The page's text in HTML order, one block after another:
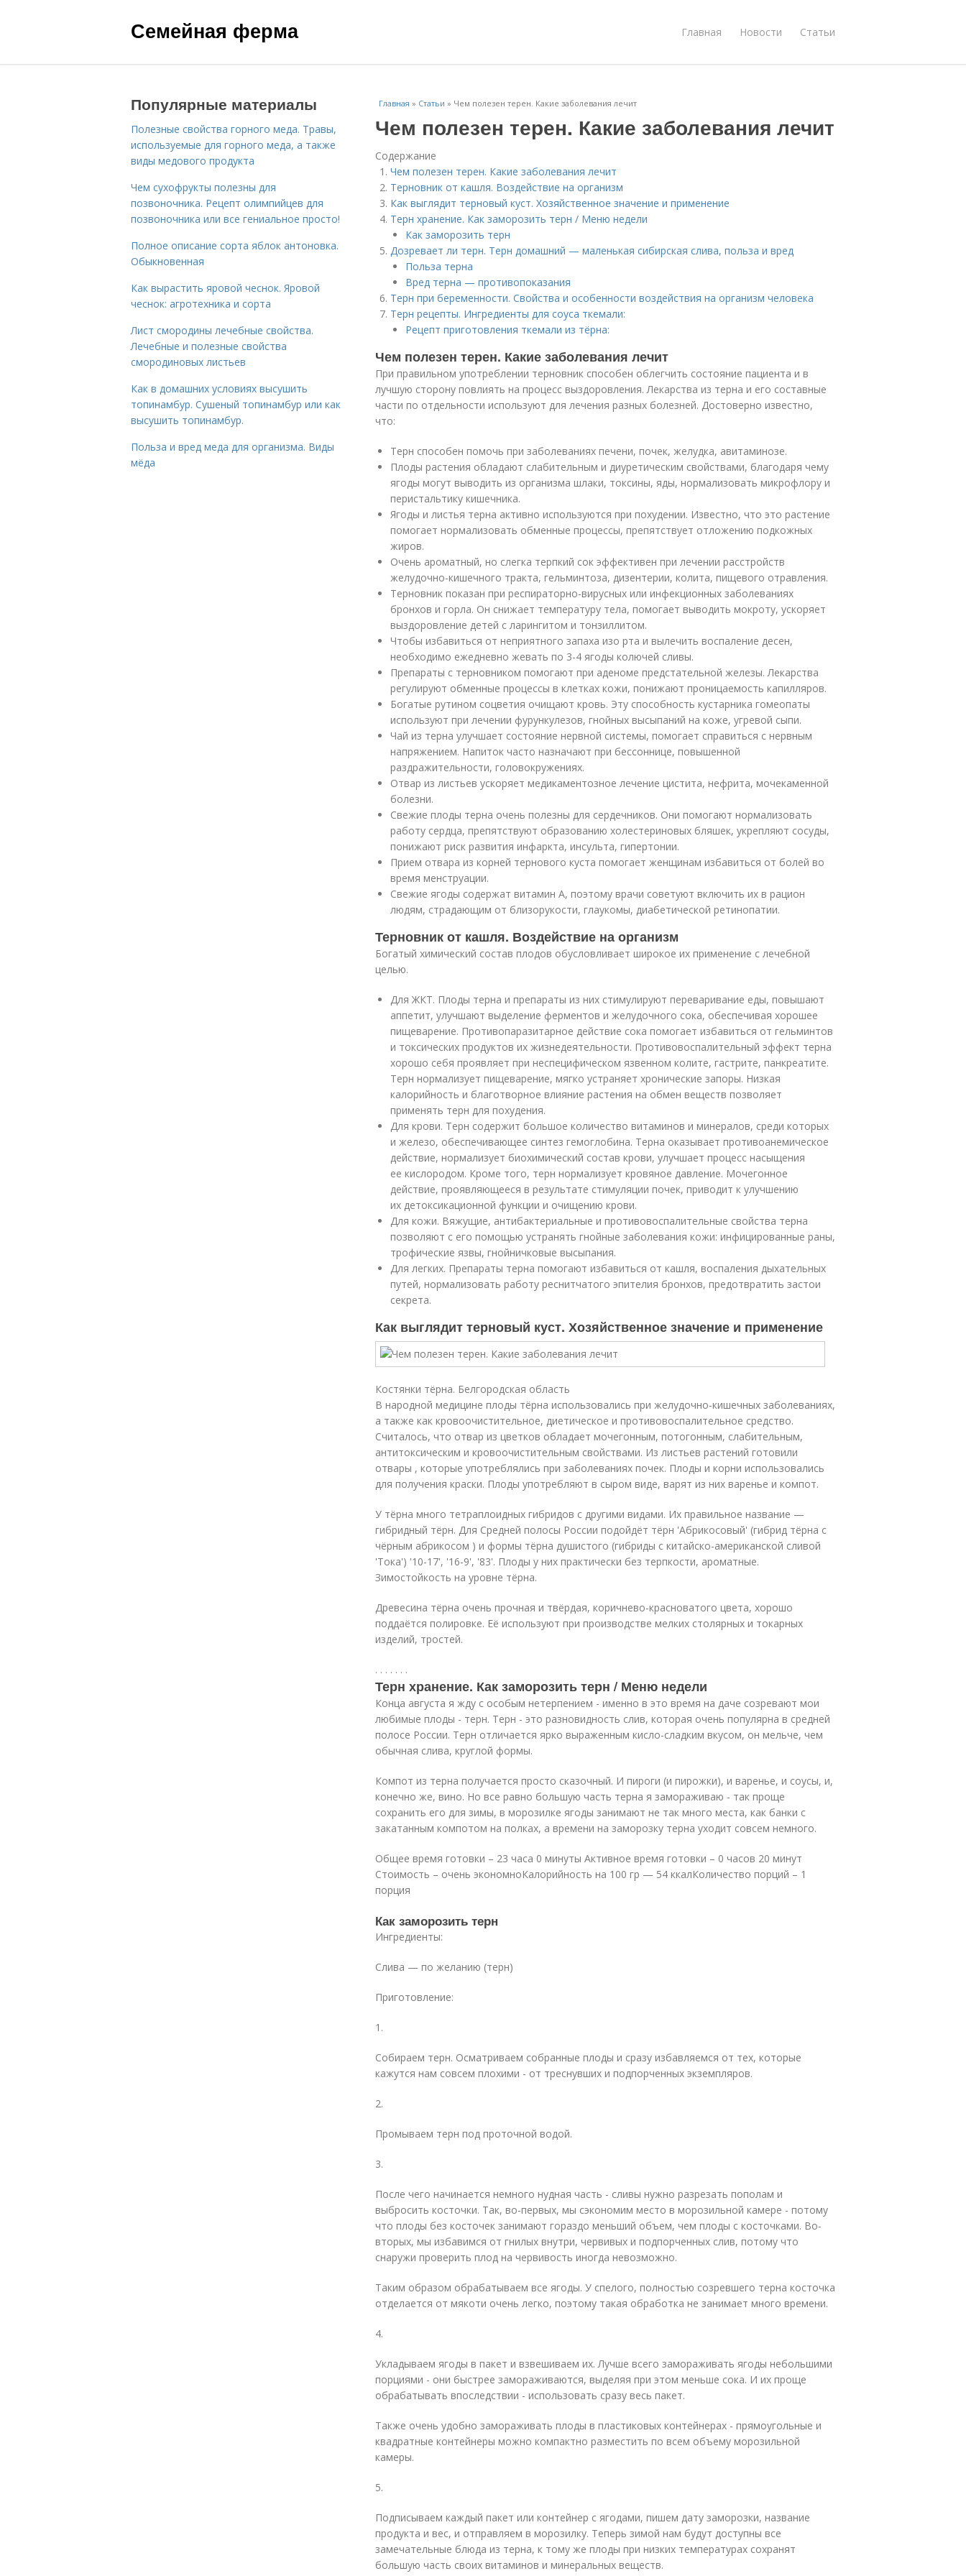
Семейная ферма Главная Новости Статьи
Главная » Статьи » Чем полезен терен. Какие заболевания лечит
Чем полезен терен. Какие заболевания лечит
Содержание
Чем полезен терен. Какие заболевания лечит
Терновник от кашля. Воздействие на организм
Как выглядит терновый куст. Хозяйственное значение и применение
Терн хранение. Как заморозить терн / Меню недели
Как заморозить терн
Дозревает ли терн. Терн домашний — маленькая сибирская слива, польза и вред
Польза терна
Вред терна — противопоказания
Терн при беременности. Свойства и особенности воздействия на организм человека
Терн рецепты. Ингредиенты для соуса ткемали:
Рецепт приготовления ткемали из тёрна:
Чем полезен терен. Какие заболевания лечит
При правильном употреблении терновник способен облегчить состояние пациента и в
лучшую сторону повлиять на процесс выздоровления. Лекарства из терна и его составные
части по отдельности используют для лечения разных болезней. Достоверно известно,
что:
Терн способен помочь при заболеваниях печени, почек, желудка, авитаминозе.
Плоды растения обладают слабительным и диуретическим свойствами, благодаря чему
ягоды могут выводить из организма шлаки, токсины, яды, нормализовать микрофлору и
перистальтику кишечника.
Ягоды и листья терна активно используются при похудении. Известно, что это растение
помогает нормализовать обменные процессы, препятствует отложению подкожных
жиров.
Очень ароматный, но слегка терпкий сок эффективен при лечении расстройств
желудочно-кишечного тракта, гельминтоза, дизентерии, колита, пищевого отравления.
Терновник показан при респираторно-вирусных или инфекционных заболеваниях
бронхов и горла. Он снижает температуру тела, помогает выводить мокроту, ускоряет
выздоровление детей с ларингитом и тонзиллитом.
Чтобы избавиться от неприятного запаха изо рта и вылечить воспаление десен,
необходимо ежедневно жевать по 3-4 ягоды колючей сливы.
Препараты с терновником помогают при аденоме предстательной железы. Лекарства
регулируют обменные процессы в клетках кожи, понижают проницаемость капилляров.
Богатые рутином соцветия очищают кровь. Эту способность кустарника гомеопаты
используют при лечении фурункулезов, гнойных высыпаний на коже, угревой сыпи.
Чай из терна улучшает состояние нервной системы, помогает справиться с нервным
напряжением. Напиток часто назначают при бессоннице, повышенной
раздражительности, головокружениях.
Отвар из листьев ускоряет медикаментозное лечение цистита, нефрита, мочекаменной
болезни.
Свежие плоды терна очень полезны для сердечников. Они помогают нормализовать
работу сердца, препятствуют образованию холестериновых бляшек, укрепляют сосуды,
понижают риск развития инфаркта, инсульта, гипертонии.
Прием отвара из корней тернового куста помогает женщинам избавиться от болей во
время менструации.
Свежие ягоды содержат витамин A, поэтому врачи советуют включить их в рацион
людям, страдающим от близорукости, глаукомы, диабетической ретинопатии.
Терновник от кашля. Воздействие на организм
Богатый химический состав плодов обусловливает широкое их применение с лечебной
целью.
Для ЖКТ. Плоды терна и препараты из них стимулируют переваривание еды, повышают
аппетит, улучшают выделение ферментов и желудочного сока, обеспечивая хорошее
пищеварение. Противопаразитарное действие сока помогает избавиться от гельминтов
и токсических продуктов их жизнедеятельности. Противовоспалительный эффект терна
хорошо себя проявляет при неспецифическом язвенном колите, гастрите, панкреатите.
Терн нормализует пищеварение, мягко устраняет хронические запоры. Низкая
калорийность и благотворное влияние растения на обмен веществ позволяет
применять терн для похудения.
Для крови. Терн содержит большое количество витаминов и минералов, среди которых
и железо, обеспечивающее синтез гемоглобина. Терна оказывает противоанемическое
действие, нормализует биохимический состав крови, улучшает процесс насыщения
ее кислородом. Кроме того, терн нормализует кровяное давление. Мочегонное
действие, проявляющееся в результате стимуляции почек, приводит к улучшению
их детоксикационной функции и очищению крови.
Для кожи. Вяжущие, антибактериальные и противовоспалительные свойства терна
позволяют с его помощью устранять гнойные заболевания кожи: инфицированные раны,
трофические язвы, гнойничковые высыпания.
Для легких. Препараты терна помогают избавиться от кашля, воспаления дыхательных
путей, нормализовать работу реснитчатого эпителия бронхов, предотвратить застои
секрета.
Как выглядит терновый куст. Хозяйственное значение и применение
Костянки тёрна. Белгородская область
В народной медицине плоды тёрна использовались при желудочно-кишечных заболеваниях,
а также как кровоочистительное, диетическое и противовоспалительное средство.
Считалось, что отвар из цветков обладает мочегонным, потогонным, слабительным,
антитоксическим и кровоочистительным свойствами. Из листьев растений готовили
отвары , которые употреблялись при заболеваниях почек. Плоды и корни использовались
для получения краски. Плоды употребляют в сыром виде, варят из них варенье и компот.
У тёрна много тетраплоидных гибридов с другими видами. Их правильное название —
гибридный тёрн. Для Средней полосы России подойдёт тёрн 'Абрикосовый' (гибрид тёрна с
чёрным абрикосом ) и формы тёрна душистого (гибриды с китайско-американской сливой
'Тока') '10-17', '16-9', '83'. Плоды у них практически без терпкости, ароматные.
Зимостойкость на уровне тёрна.
Древесина тёрна очень прочная и твёрдая, коричнево-красноватого цвета, хорошо
поддаётся полировке. Её используют при производстве мелких столярных и токарных
изделий, тростей.
. . . . . . .
Терн хранение. Как заморозить терн / Меню недели
Конца августа я жду с особым нетерпением - именно в это время на даче созревают мои
любимые плоды - терн. Терн - это разновидность слив, которая очень популярна в средней
полосе России. Терн отличается ярко выраженным кисло-сладким вкусом, он мельче, чем
обычная слива, круглой формы.
Компот из терна получается просто сказочный. И пироги (и пирожки), и варенье, и соусы, и,
конечно же, вино. Но все равно большую часть терна я замораживаю - так проще
сохранить его для зимы, в морозилке ягоды занимают не так много места, как банки с
закатанным компотом на полках, а времени на заморозку терна уходит совсем немного.
Общее время готовки – 23 часа 0 минуты Активное время готовки – 0 часов 20 минут
Стоимость – очень экономноКалорийность на 100 гр — 54 ккалКоличество порций – 1
порция
Как заморозить терн
Ингредиенты:
Слива — по желанию (терн)
Приготовление:
1.
Собираем терн. Осматриваем собранные плоды и сразу избавляемся от тех, которые
кажутся нам совсем плохими - от треснувших и подпорченных экземпляров.
2.
Промываем терн под проточной водой.
3.
После чего начинается немного нудная часть - сливы нужно разрезать пополам и
выбросить косточки. Так, во-первых, мы сэкономим место в морозильной камере - потому
что плоды без косточек занимают гораздо меньший объем, чем плоды с косточками. Во-
вторых, мы избавимся от гнилых внутри, червивых и подпорченных слив, потому что
снаружи проверить плод на червивость иногда невозможно.
Таким образом обрабатываем все ягоды. У спелого, полностью созревшего терна косточка
отделается от мякоти очень легко, поэтому такая обработка не занимает много времени.
4.
Укладываем ягоды в пакет и взвешиваем их. Лучше всего замораживать ягоды небольшими
порциями - они быстрее замораживаются, выделяя при этом меньше сока. И их проще
обрабатывать впоследствии - использовать сразу весь пакет.
Также очень удобно замораживать плоды в пластиковых контейнерах - прямоугольные и
квадратные контейнеры можно компактно разместить по всем объему морозильной
камеры.
5.
Подписываем каждый пакет или контейнер с ягодами, пишем дату заморозки, название
продукта и вес, и отправляем в морозилку. Теперь зимой нам будут доступны все
замечательные блюда из терна, к тому же плоды при низких температурах сохранят
большую часть своих витаминов и минеральных веществ.
Популярные материалы
Полезные свойства горного меда. Травы,
используемые для горного меда, а также
виды медового продукта
Чем сухофрукты полезны для
позвоночника. Рецепт олимпийцев для
позвоночника или все гениальное просто!
Полное описание сорта яблок антоновка.
Обыкновенная
Как вырастить яровой чеснок. Яровой
чеснок: агротехника и сорта
Лист смородины лечебные свойства.
Лечебные и полезные свойства
смородиновых листьев
Как в домашних условиях высушить
топинамбур. Сушеный топинамбур или как
высушить топинамбур.
Польза и вред меда для организма. Виды
мёда